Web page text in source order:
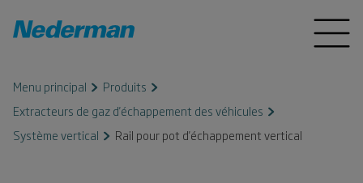
Menu principal
Produits
Extracteurs de gaz d'échappement des véhicules
Système vertical
Rail pour pot d'échappement vertical